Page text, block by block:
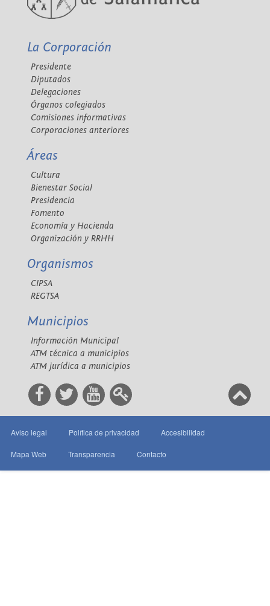
La Corporación
Presidente
Diputados
Delegaciones
Órganos colegiados
Comisiones informativas
Corporaciones anteriores
Áreas
Cultura
Bienestar Social
Presidencia
Fomento
Economía y Hacienda
Organización y RRHH
Organismos
CIPSA
REGTSA
Municipios
Información Municipal
ATM técnica a municipios
ATM jurídica a municipios
Aviso legal Política de privacidad Accesibilidad
Mapa Web Transparencia Contacto